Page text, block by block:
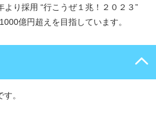
り採用 “行こうぜ１兆！２０２３”
億円超えを目指しています。
。